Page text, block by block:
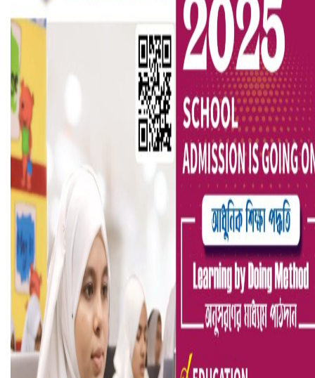
বৈষম্যবিরোধী ছাত্র আন্দোলনের সাধারণ সম্পাদকের পদত্যাগ
ভিউ বাড়াতে রাম দা হাতে ফেসবুকে ভিডিও পোস্ট শিক্ষকের